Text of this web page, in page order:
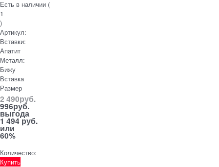
Есть в наличии (
1
)
Артикул:
Вставки:
Апатит
Металл:
Бижу
Вставка
Размер
2 490руб.
996руб.
выгода
1 494 руб.
или
60%
Количество:
Купить